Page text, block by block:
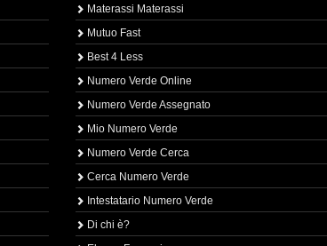
Materassi Materassi
Mutuo Fast
Best 4 Less
Numero Verde Online
Numero Verde Assegnato
Mio Numero Verde
Numero Verde Cerca
Cerca Numero Verde
Intestatario Numero Verde
Di chi è?